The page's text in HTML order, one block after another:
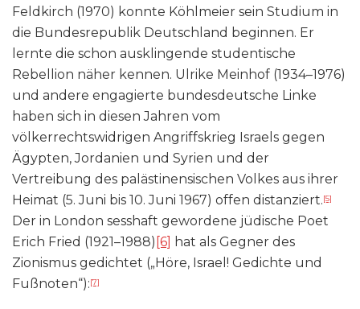
Feldkirch (1970) konnte Köhlmeier sein Studium in
die Bundesrepublik Deutschland beginnen. Er
lernte die schon ausklingende studentische
Rebellion näher kennen. Ulrike Meinhof (1934–1976)
und andere engagierte bundesdeutsche Linke
haben sich in diesen Jahren vom
völkerrechtswidrigen Angriffskrieg Israels gegen
Ägypten, Jordanien und Syrien und der
Vertreibung des palästinensischen Volkes aus ihrer
Heimat (5. Juni bis 10. Juni 1967) offen distanziert.[5]
Der in London sesshaft gewordene jüdische Poet
Erich Fried (1921–1988) [6]
hat als Gegner des
Zionismus gedichtet („Höre, Israel! Gedichte und
Fußnoten“):[7]